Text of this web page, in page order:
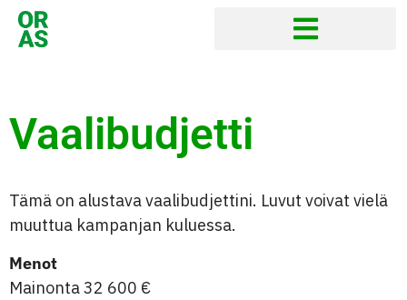
Vaalibudjetti
Tämä on alustava vaalibudjettini. Luvut voivat vielä
muuttua kampanjan kuluessa.
Menot
Mainonta 32 600 €